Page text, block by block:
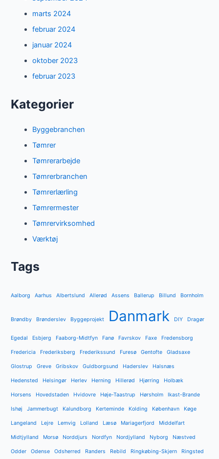
marts 2024
februar 2024
januar 2024
oktober 2023
februar 2023
Kategorier
Byggebranchen
Tømrer
Tømrerarbejde
Tømrerbranchen
Tømrerlærling
Tømrermester
Tømrervirksomhed
Værktøj
Tags
Aalborg Aarhus Albertslund Allerød Assens Ballerup Billund Bornholm
Brøndby Brønderslev Byggeprojekt Danmark DIY Dragør
Egedal Esbjerg Faaborg-Midtfyn Fanø Favrskov Faxe Fredensborg
Fredericia Frederiksberg Frederikssund Furesø Gentofte Gladsaxe
Glostrup Greve Gribskov Guldborgsund Haderslev Halsnæs
Hedensted Helsingør Herlev Herning Hillerød Hjørring Holbæk
Horsens Hovedstaden Hvidovre Høje-Taastrup Hørsholm Ikast-Brande
Ishøj Jammerbugt Kalundborg Kerteminde Kolding København Køge
Langeland Lejre Lemvig Lolland Læsø Mariagerfjord Middelfart
Midtjylland Morsø Norddjurs Nordfyn Nordjylland Nyborg Næstved
Odder Odense Odsherred Randers Rebild Ringkøbing-Skjern Ringsted